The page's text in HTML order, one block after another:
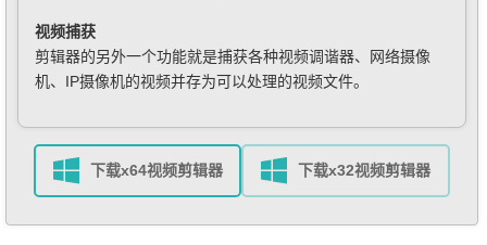
视频捕获
剪辑器的另外一个功能就是捕获各种视频调谐器、网络摄像
机、IP摄像机的视频并存为可以处理的视频文件。
下载x64视频剪辑器 下载x32视频剪辑器